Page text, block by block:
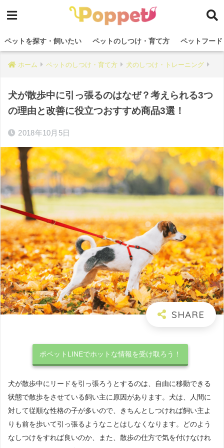
ペットを探す・飼いたい ペットのしつけ・育て方 ペットフー
ホーム ペットのしつけ・育て方 犬のしつけ・トレーニング
犬が散歩中に引っ張るのはなぜ？考えられる3つ
の理由と改善に役立つおすすめ商品3選！
2018年10月5日
ポペットLINEでホットな情報を受け取ろう！
犬が散歩中にリードを引っ張ろうとするのは、自由に移動できる
状態で散歩をさせている飼い主に原因があります。犬は、人間に
対して従順な性格の子が多いので、きちんとしつければ飼い主よ
りも前を歩いて引っ張るようなことはしなくなります。どのよう
なしつけをすれば良いのか、また、散歩の仕方で気を付けなけれ